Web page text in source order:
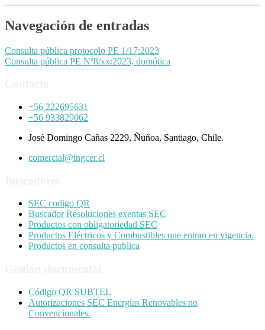
Navegación de entradas
Consulta pública protocolo PE 1/17:2023
Consulta pública PE Nº8/xx:2023, domótica
+56 222695631
+56 933829062
José Domingo Cañas 2229, Ñuñoa, Santiago, Chile.
comercial@ingcer.cl
SEC codigo QR
Buscador Resoluciones exentas SEC
Productos con obligatoriedad SEC
Productos Eléctricos y Combustibles que entran en vigencia.
Productos en consulta publica
Código QR SUBTEL
Autorizaciones SEC Energías Renovables no
Convencionales.